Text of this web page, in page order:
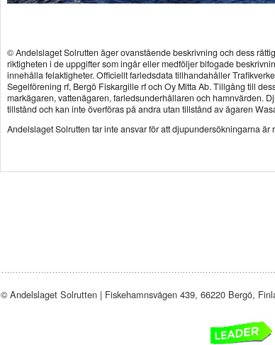
© Andelslaget Solrutten äger ovanstående beskrivning och dess
riktigheten i de uppgifter som ingår eller medföljer bifogade
innehålla felaktigheter. Officiellt farledsdata tillhandahåller
Segelförening rf, Bergö Fiskargille rf och Oy Mitta Ab. Tillgång till
markägaren, vattenägaren, farledsunderhållaren och hamnvärden.
tillstånd och kan inte överföras på andra utan tillstånd av ägaren
Andelslaget Solrutten tar inte ansvar för att djupundersökningarna är
© Andelslaget Solrutten | Fiskehamnsvägen 439, 66220 Bergö,